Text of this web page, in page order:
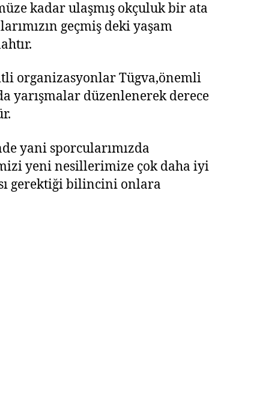
kadar ulaşmış okçuluk bir ata
geçmiş deki yaşam
organizasyonlar Tügva,önemli
yarışmalar düzenlenerek derece
yani sporcularımızda
yeni nesillerimize çok daha iyi
gerektiği bilincini onlara